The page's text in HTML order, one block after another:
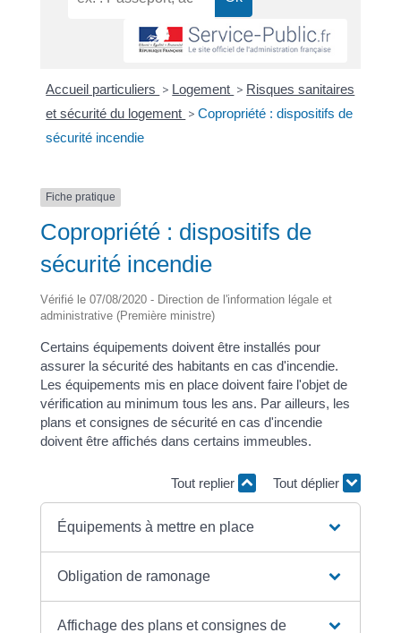
Accueil particuliers > Logement > Risques sanitaires
et sécurité du logement > Copropriété : dispositifs de
sécurité incendie
Fiche pratique
Copropriété : dispositifs de
sécurité incendie
Vérifié le 07/08/2020 - Direction de l'information légale et
administrative (Première ministre)
Certains équipements doivent être installés pour
assurer la sécurité des habitants en cas d'incendie.
Les équipements mis en place doivent faire l'objet de
vérification au minimum tous les ans. Par ailleurs, les
plans et consignes de sécurité en cas d'incendie
doivent être affichés dans certains immeubles.
Tout replier Tout déplier
Équipements à mettre en place
Obligation de ramonage
Affichage des plans et consignes de